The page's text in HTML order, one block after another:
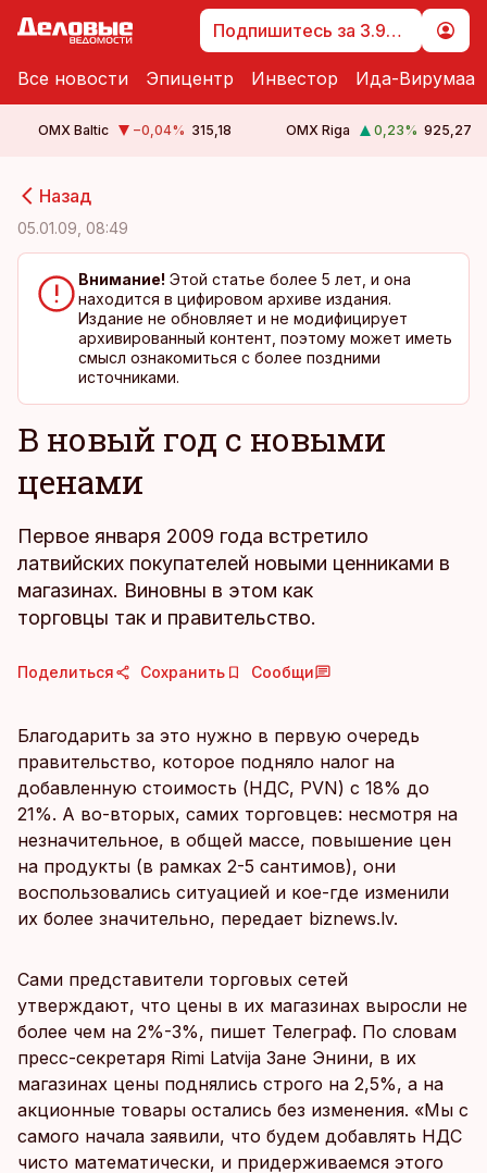
Подпишитесь за 3.99 €
Все новости Эпицентр Инвестор Ида-Вирумаа
OMX Baltic −0,04% 315,18 OMX Riga 0,23% 925,27
Назад
05.01.09, 08:49
Внимание! Этой статье более 5 лет, и она
находится в цифировом архиве издания.
Издание не обновляет и не модифицирует
архивированный контент, поэтому может иметь
смысл ознакомиться с более поздними
источниками.
В новый год с новыми
ценами
Первое января 2009 года встретило
латвийских покупателей новыми ценниками в
магазинах. Виновны в этом как
торговцы так и правительство.
Поделиться Сохранить Сообщи
Благодарить за это нужно в первую очередь
правительство, которое подняло налог на
добавленную стоимость (НДС, PVN) с 18% до
21%. А во-вторых, самих торговцев: несмотря на
незначительное, в общей массе, повышение цен
на продукты (в рамках 2-5 сантимов), они
воспользовались ситуацией и кое-где изменили
их более значительно, передает biznews.lv.
Сами представители торговых сетей
утверждают, что цены в их магазинах выросли не
более чем на 2%-3%, пишет Телеграф. По словам
пресс-секретаря Rimi Latvija Зане Энини, в их
магазинах цены поднялись строго на 2,5%, а на
акционные товары остались без изменения. «Мы с
самого начала заявили, что будем добавлять НДС
чисто математически, и придерживаемся этого